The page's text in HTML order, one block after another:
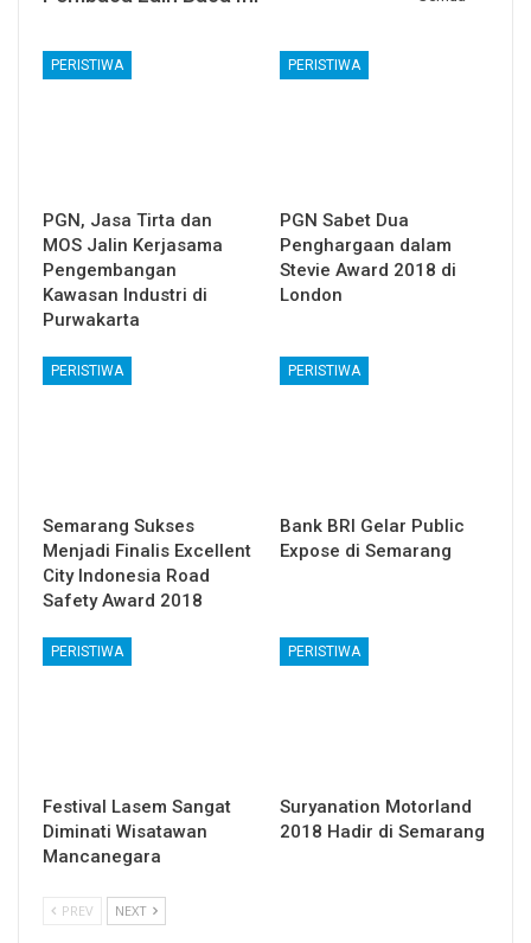
PERISTIWA
PGN, Jasa Tirta dan
MOS Jalin Kerjasama
Pengembangan
Kawasan Industri di
Purwakarta
PERISTIWA
PGN Sabet Dua
Penghargaan dalam
Stevie Award 2018 di
London
PERISTIWA
Semarang Sukses
Menjadi Finalis Excellent
City Indonesia Road
Safety Award 2018
PERISTIWA
Bank BRI Gelar Public
Expose di Semarang
PERISTIWA
Festival Lasem Sangat
Diminati Wisatawan
Mancanegara
PERISTIWA
Suryanation Motorland
2018 Hadir di Semarang
PREV NEXT